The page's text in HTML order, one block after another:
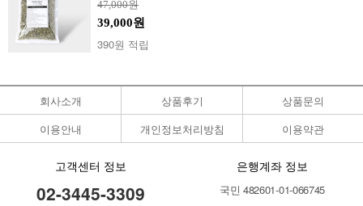
47,000원
39,000원
390원 적립
회사소개 상품후기
상품문의
이용안내
개인정보처리방침 이용약관
고객센터 정보
02-3445-3309
은행계좌 정보
국민 482601-01-066745